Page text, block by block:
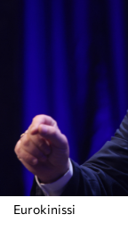
Eurokinissi